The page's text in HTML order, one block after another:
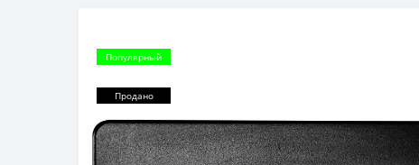
Популярный
Продано